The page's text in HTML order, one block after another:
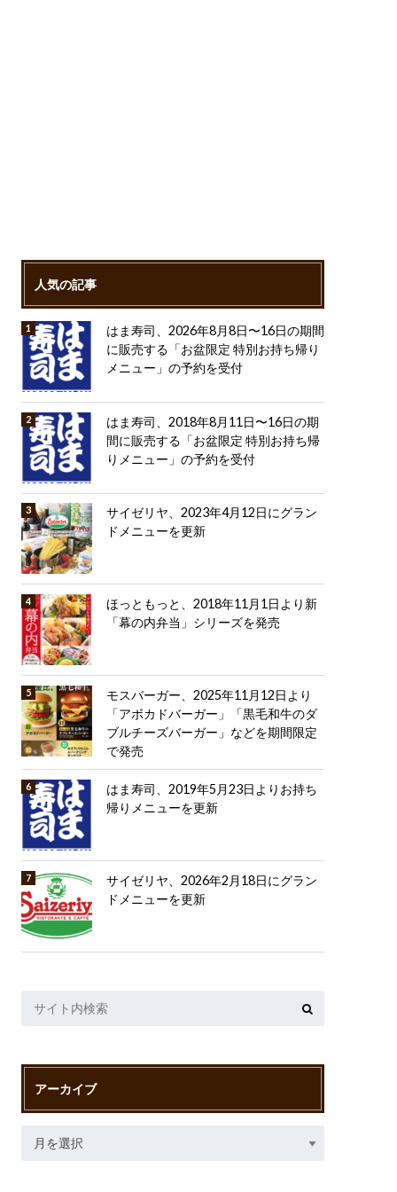
人気の記事
はま寿司、2026年8月8日〜16日の期間
に販売する「お盆限定 特別お持ち帰り
メニュー」の予約を受付
はま寿司、2018年8月11日〜16日の期
間に販売する「お盆限定 特別お持ち帰
りメニュー」の予約を受付
サイゼリヤ、2023年4月12日にグラン
ドメニューを更新
ほっともっと、2018年11月1日より新
「幕の内弁当」シリーズを発売
モスバーガー、2025年11月12日より
「アボカドバーガー」「黒毛和牛のダ
ブルチーズバーガー」などを期間限定
で発売
はま寿司、2019年5月23日よりお持ち
帰りメニューを更新
サイゼリヤ、2026年2月18日にグラン
ドメニューを更新
アーカイブ